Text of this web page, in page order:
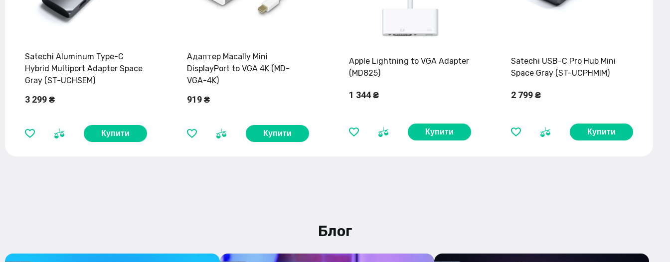
Satechi Aluminum Type-C
Hybrid Multiport Adapter Space
Gray (ST-UCHSEM)
3 299 ₴
Купити
Адаптер Macally Mini
DisplayPort to VGA 4K (MD-
VGA-4K)
919 ₴
Купити
Apple Lightning to VGA Adapter
(MD825)
1 344 ₴
Купити
Satechi USB-C Pro Hub Mini
Space Gray (ST-UCPHMIM)
2 799 ₴
Купити
Блог